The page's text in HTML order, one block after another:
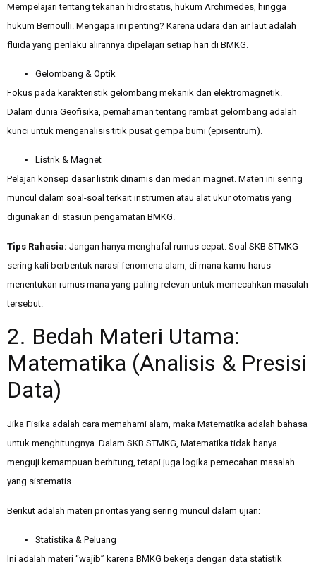
Mempelajari tentang tekanan hidrostatis, hukum Archimedes, hingga
hukum Bernoulli. Mengapa ini penting? Karena udara dan air laut adalah
fluida yang perilaku alirannya dipelajari setiap hari di BMKG.
Gelombang & Optik
Fokus pada karakteristik gelombang mekanik dan elektromagnetik.
Dalam dunia Geofisika, pemahaman tentang rambat gelombang adalah
kunci untuk menganalisis titik pusat gempa bumi (episentrum).
Listrik & Magnet
Pelajari konsep dasar listrik dinamis dan medan magnet. Materi ini sering
muncul dalam soal-soal terkait instrumen atau alat ukur otomatis yang
digunakan di stasiun pengamatan BMKG.
Tips Rahasia: Jangan hanya menghafal rumus cepat. Soal SKB STMKG
sering kali berbentuk narasi fenomena alam, di mana kamu harus
menentukan rumus mana yang paling relevan untuk memecahkan masalah
tersebut.
2. Bedah Materi Utama:
Matematika (Analisis & Presisi
Data)
Jika Fisika adalah cara memahami alam, maka Matematika adalah bahasa
untuk menghitungnya. Dalam SKB STMKG, Matematika tidak hanya
menguji kemampuan berhitung, tetapi juga logika pemecahan masalah
yang sistematis.
Berikut adalah materi prioritas yang sering muncul dalam ujian:
Statistika & Peluang
Ini adalah materi “wajib” karena BMKG bekerja dengan data statistik